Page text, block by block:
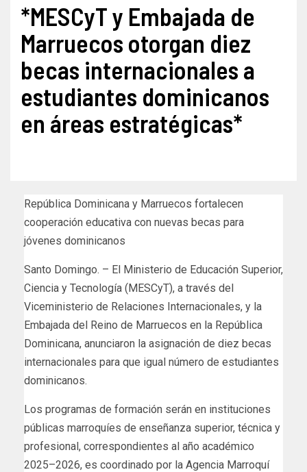
*MESCyT y Embajada de
Marruecos otorgan diez
becas internacionales a
estudiantes dominicanos
en áreas estratégicas*
República Dominicana y Marruecos fortalecen
cooperación educativa con nuevas becas para
jóvenes dominicanos
Santo Domingo. – El Ministerio de Educación Superior,
Ciencia y Tecnología (MESCyT), a través del
Viceministerio de Relaciones Internacionales, y la
Embajada del Reino de Marruecos en la República
Dominicana, anunciaron la asignación de diez becas
internacionales para que igual número de estudiantes
dominicanos.
Los programas de formación serán en instituciones
públicas marroquíes de enseñanza superior, técnica y
profesional, correspondientes al año académico
2025–2026, es coordinado por la Agencia Marroquí